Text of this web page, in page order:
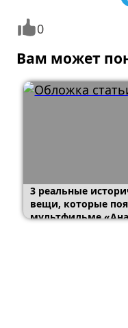
0
Вам может
3 реальные
вещи, которые
мультфильме